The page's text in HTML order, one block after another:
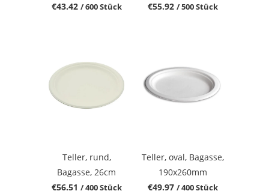
€43.42 / 600 Stück
€55.92 / 500 Stück
Teller, rund,
Bagasse, 26cm
€56.51 / 400 Stück
Teller, oval, Bagasse,
190x260mm
€49.97 / 400 Stück